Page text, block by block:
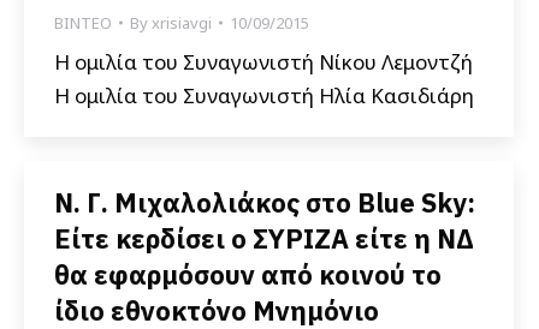
ΒΙΝΤΕΟ Byxrisiavgi 10/09/2015
Η ομιλία του Συναγωνιστή Νίκου Λεμοντζή
Η ομιλία του Συναγωνιστή Ηλία Κασιδιάρη
Ν. Γ. Μιχαλολιάκος στο Blue Sky:
Είτε κερδίσει ο ΣΥΡΙΖΑ είτε η ΝΔ
θα εφαρμόσουν από κοινού το
ίδιο εθνοκτόνο Μνημόνιο